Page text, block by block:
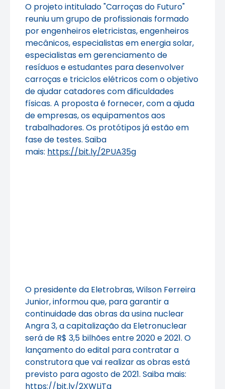
O projeto intitulado "Carroças do Futuro"
reuniu um grupo de profissionais formado
por engenheiros eletricistas, engenheiros
mecânicos, especialistas em energia solar,
especialistas em gerenciamento de
resíduos e estudantes para desenvolver
carroças e triciclos elétricos com o objetivo
de ajudar catadores com dificuldades
físicas. A proposta é fornecer, com a ajuda
de empresas, os equipamentos aos
trabalhadores. Os protótipos já estão em
fase de testes. Saiba
mais: https://bit.ly/2PUA35g
O presidente da Eletrobras, Wilson Ferreira
Junior, informou que, para garantir a
continuidade das obras da usina nuclear
Angra 3, a capitalização da Eletronuclear
será de R$ 3,5 bilhões entre 2020 e 2021. O
lançamento do edital para contratar a
construtora que vai realizar as obras está
previsto para agosto de 2021. Saiba mais:
https://bit.ly/2XWLjTa